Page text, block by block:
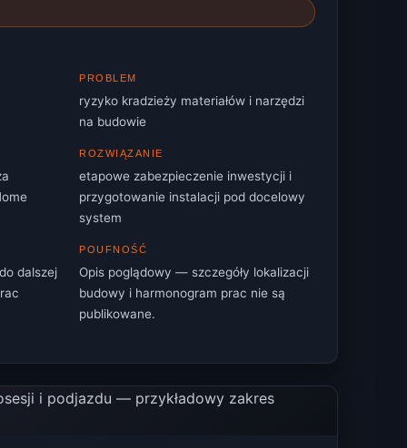
PROBLEM
ryzyko kradzieży materiałów i narzędzi
na budowie
ROZWIĄZANIE
etapowe zabezpieczenie inwestycji i
przygotowanie instalacji pod docelowy
system
dalszej
POUFNOŚĆ
Opis poglądowy — szczegóły lokalizacji
budowy i harmonogram prac nie są
publikowane.